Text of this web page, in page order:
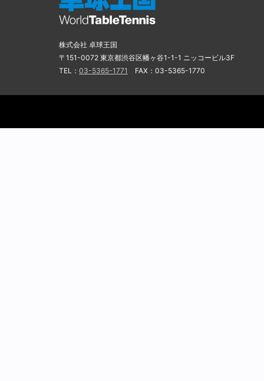
株式会社 卓球王国
〒151-0072 東京都渋谷区幡ヶ谷1-1-1 ニッコービル3F
TEL： 03-5365-1771 FAX：03-5365-1770